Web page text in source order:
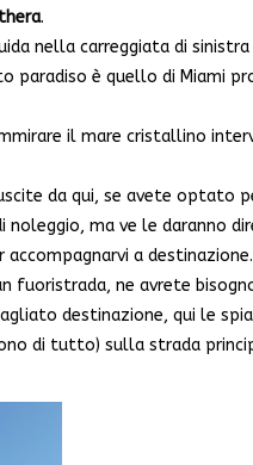
.
nella carreggiata di
paradiso è quello di Miami
il mare cristallino
da qui, se avete optato
noleggio, ma ve le daranno
a destinazione.
fuoristrada, ne avrete
destinazione, qui le
di tutto) sulla strada